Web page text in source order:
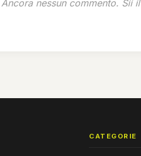
Ancora nessun commento. Sii
CATEGORIE